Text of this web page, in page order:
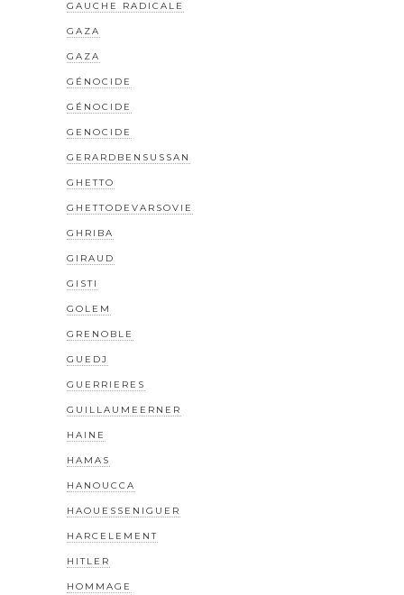
GAUCHE RADICALE
GAZA
GAZA
GÉNOCIDE
GÉNOCIDE
GENOCIDE
GERARDBENSUSSAN
GHETTO
GHETTODEVARSOVIE
GHRIBA
GIRAUD
GISTI
GOLEM
GRENOBLE
GUEDJ
GUERRIERES
GUILLAUMEERNER
HAINE
HAMAS
HANOUCCA
HAOUESSENIGUER
HARCELEMENT
HITLER
HOMMAGE